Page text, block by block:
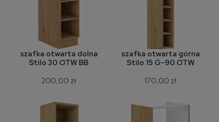
szafka otwarta dolna
Stilo 30 OTW BB
200,00 zł
szafka otwarta górna
Stilo 15 G-90 OTW
170,00 zł